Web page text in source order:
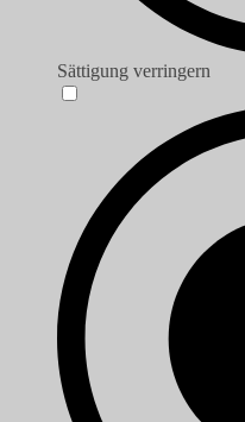
Sättigung verringern